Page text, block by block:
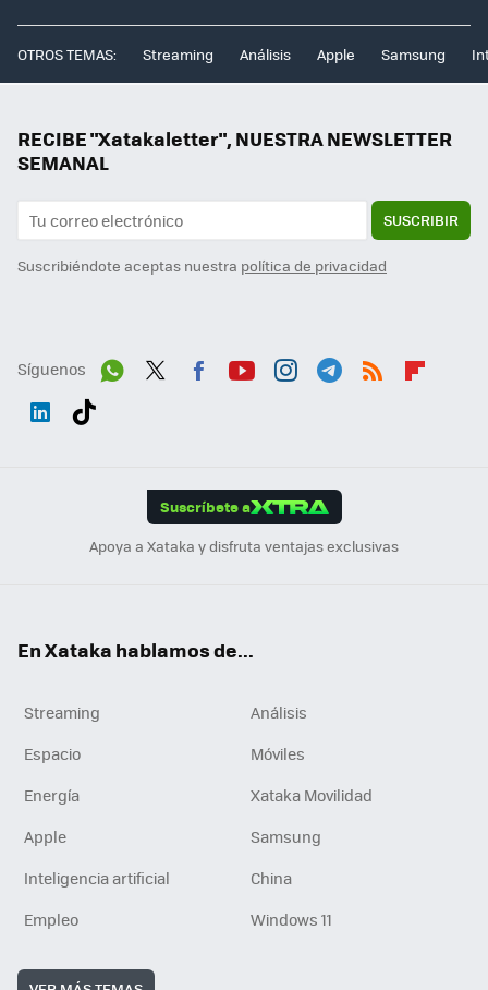
OTROS TEMAS: Streaming Análisis Apple Samsung
RECIBE "Xatakaletter", NUESTRA NEWSLETTER
SEMANAL
SUSCRIBIR
Suscribiéndote aceptas nuestra política de privacidad
Síguenos
Suscríbete a
Apoya a Xataka y disfruta ventajas exclusivas
En Xataka hablamos de...
Streaming
Análisis
Espacio
Móviles
Energía
Xataka Movilidad
Apple
Samsung
Inteligencia artificial
China
Empleo
Windows 11